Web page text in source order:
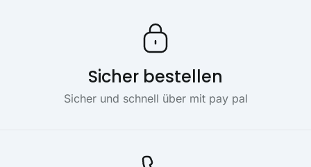
Sicher bestellen
Sicher und schnell über mit pay pal